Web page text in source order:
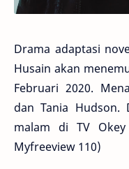
Drama adaptasi
Husain akan
Februari 2020.
dan Tania
malam di TV
Myfreeview 110)